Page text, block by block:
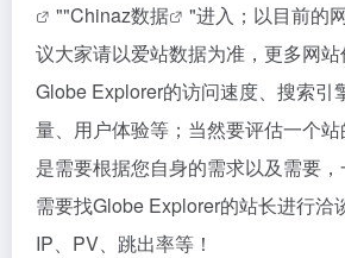
""Chinaz数据
"进入；以目前的
议大家请以爱站数据为准，更多网站
Globe Explorer的访问速度、搜索引
量、用户体验等；当然要评估一个
是需要根据您自身的需求以及需要
需要找Globe Explorer的站长进行洽
IP、PV、跳出率等！